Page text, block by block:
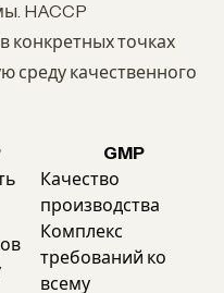
HACCP
конкретных точках
среду качественного
GMP
Качество
производства
Комплекс
требований ко
всему